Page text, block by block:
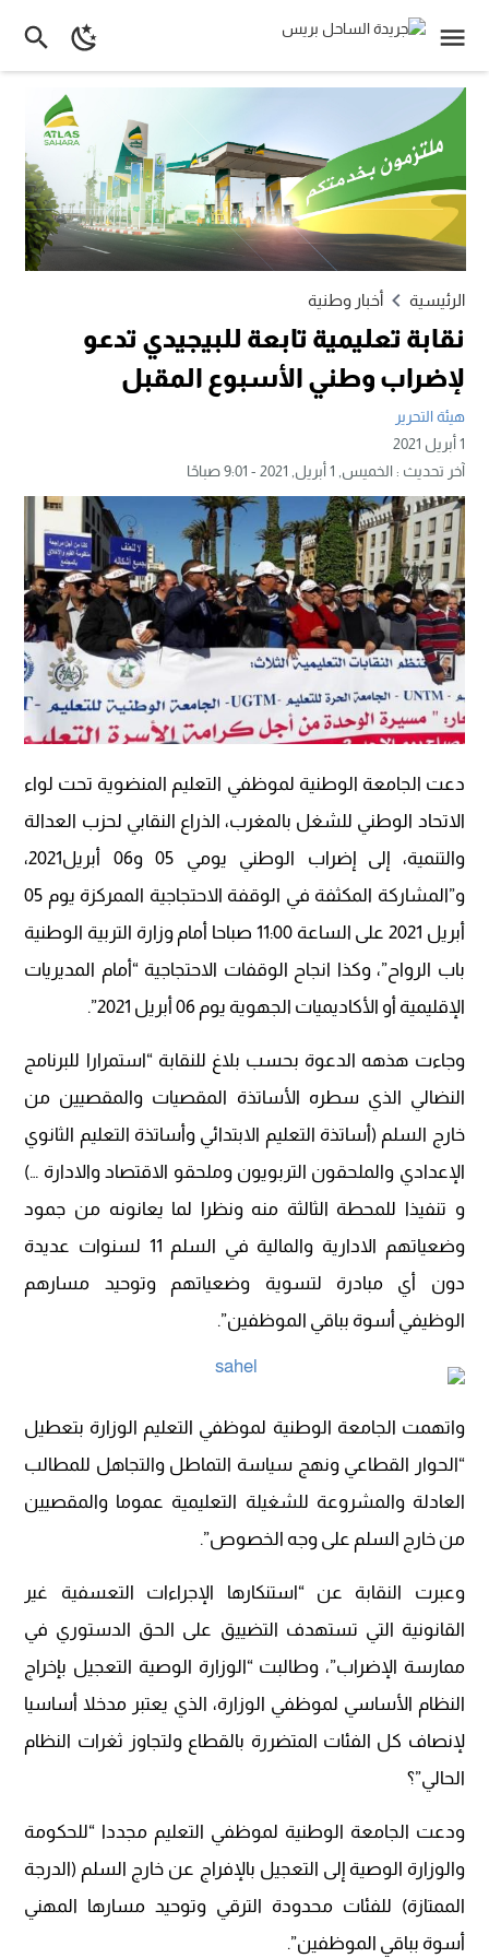
الرئيسية أخبار وطنية
نقابة تعليمية تابعة للبيجيدي تدعو
لإضراب وطني الأسبوع المقبل
هيئة التحرير
1 أبريل 2021
آخر تحديث :الخميس, 1 أبريل, 2021 - 9:01 صباحًا
دعت الجامعة الوطنية لموظفي التعليم المنضوية تحت لواء
الاتحاد الوطني للشغل بالمغرب، الذراع النقابي لحزب العدالة
والتنمية، إلى إضراب الوطني يومي 05 و06 أبريل2021،
و”المشاركة المكثفة في الوقفة الاحتجاجية الممركزة يوم 05
أبريل 2021 على الساعة 11:00 صباحا أمام وزارة التربية الوطنية
باب الرواح”، وكذا انجاح الوقفات الاحتجاجية “أمام المديريات
الإقليمية أو الأكاديميات الجهوية يوم 06 أبريل 2021”.
وجاءت هذهه الدعوة بحسب بلاغ للنقابة “استمرارا للبرنامج
النضالي الذي سطره الأساتذة المقصيات والمقصيين من
خارج السلم (أساتذة التعليم الابتدائي وأساتذة التعليم الثانوي
الإعدادي والملحقون التربويون وملحقو الاقتصاد والادارة …)
و تنفيذا للمحطة الثالثة منه ونظرا لما يعانونه من جمود
وضعياتهم الادارية والمالية في السلم 11 لسنوات عديدة
دون أي مبادرة لتسوية وضعياتهم وتوحيد مسارهم
الوظيفي أسوة بباقي الموظفين”.
واتهمت الجامعة الوطنية لموظفي التعليم الوزارة بتعطيل
“الحوار القطاعي ونهج سياسة التماطل والتجاهل للمطالب
العادلة والمشروعة للشغيلة التعليمية عموما والمقصيين
من خارج السلم على وجه الخصوص”.
وعبرت النقابة عن “استنكارها الإجراءات التعسفية غير
القانونية التي تستهدف التضييق على الحق الدستوري في
ممارسة الإضراب”، وطالبت “الوزارة الوصية التعجيل بإخراج
النظام الأساسي لموظفي الوزارة، الذي يعتبر مدخلا أساسيا
لإنصاف كل الفئات المتضررة بالقطاع ولتجاوز ثغرات النظام
الحالي”؟
ودعت الجامعة الوطنية لموظفي التعليم مجددا “للحكومة
والوزارة الوصية إلى التعجيل بالإفراج عن خارج السلم (الدرجة
الممتازة) للفئات محدودة الترقي وتوحيد مسارها المهني
أسوة بباقي الموظفين”.